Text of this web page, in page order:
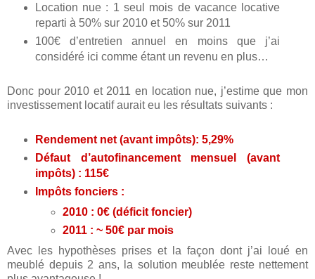
Location nue : 1 seul mois de vacance locative
reparti à 50% sur 2010 et 50% sur 2011
100€ d’entretien annuel en moins que j’ai
considéré ici comme étant un revenu en plus…
Donc pour 2010 et 2011 en location nue, j’estime que mon
investissement locatif aurait eu les résultats suivants :
Rendement net (avant impôts): 5,29%
Défaut d’autofinancement mensuel (avant
impôts) : 115€
Impôts fonciers :
2010 : 0€ (déficit foncier)
2011 : ~ 50€ par mois
Avec les hypothèses prises et la façon dont j’ai loué en
meublé depuis 2 ans, la solution meublée reste nettement